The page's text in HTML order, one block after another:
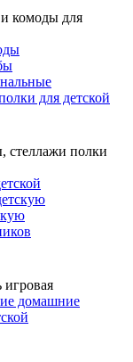
комоды для
для детской
полки
домашние